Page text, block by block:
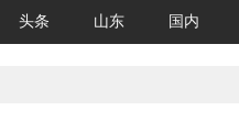
头条 山东 国内